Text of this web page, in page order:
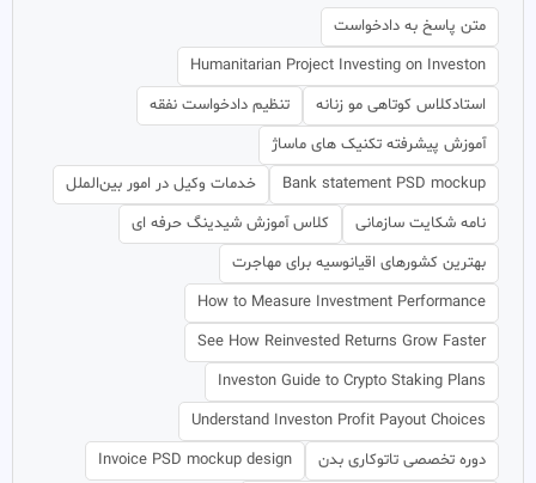
متن پاسخ به دادخواست
Humanitarian Project Investing on Investon
استادکلاس کوتاهی مو زنانه
تنظیم دادخواست نفقه
آموزش پیشرفته تکنیک های ماساژ
Bank statement PSD mockup
خدمات وکیل در امور بین‌الملل
نامه شکایت سازمانی
کلاس آموزش شیدینگ حرفه ای
بهترین کشورهای اقیانوسیه برای مهاجرت
How to Measure Investment Performance
See How Reinvested Returns Grow Faster
Investon Guide to Crypto Staking Plans
Understand Investon Profit Payout Choices
دوره تخصصی تاتوکاری بدن
Invoice PSD mockup design